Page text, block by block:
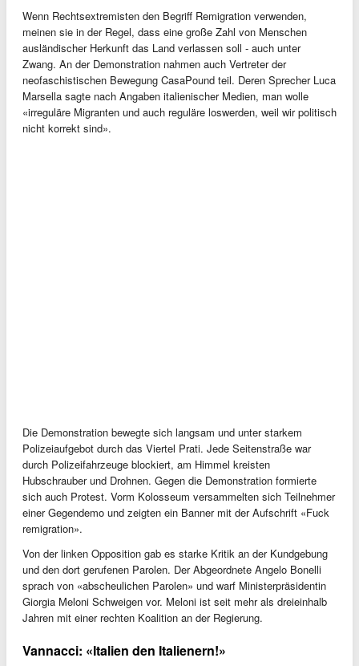
Wenn Rechtsextremisten den Begriff Remigration verwenden,
meinen sie in der Regel, dass eine große Zahl von Menschen
ausländischer Herkunft das Land verlassen soll - auch unter
Zwang. An der Demonstration nahmen auch Vertreter der
neofaschistischen Bewegung CasaPound teil. Deren Sprecher Luca
Marsella sagte nach Angaben italienischer Medien, man wolle
«irreguläre Migranten und auch reguläre loswerden, weil wir politisch
nicht korrekt sind».
Die Demonstration bewegte sich langsam und unter starkem
Polizeiaufgebot durch das Viertel Prati. Jede Seitenstraße war
durch Polizeifahrzeuge blockiert, am Himmel kreisten
Hubschrauber und Drohnen. Gegen die Demonstration formierte
sich auch Protest. Vorm Kolosseum versammelten sich Teilnehmer
einer Gegendemo und zeigten ein Banner mit der Aufschrift «Fuck
remigration».
Von der linken Opposition gab es starke Kritik an der Kundgebung
und den dort gerufenen Parolen. Der Abgeordnete Angelo Bonelli
sprach von «abscheulichen Parolen» und warf Ministerpräsidentin
Giorgia Meloni Schweigen vor. Meloni ist seit mehr als dreieinhalb
Jahren mit einer rechten Koalition an der Regierung.
Vannacci: «Italien den Italienern!»